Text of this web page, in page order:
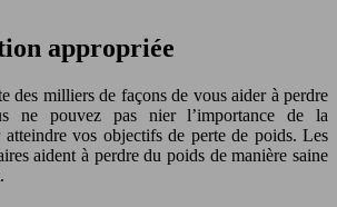
appropriée
des milliers de façons de vous aider à perdre
ne pouvez pas nier l’importance de la
atteindre vos objectifs de perte de poids. Les
aident à perdre du poids de manière saine